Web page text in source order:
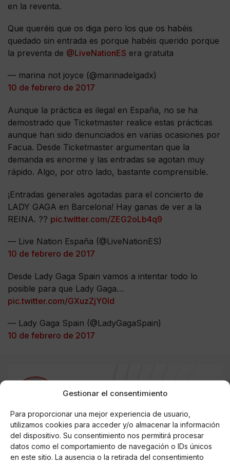
Gestionar el consentimiento
Para proporcionar una mejor experiencia de usuario,
utilizamos cookies para acceder y/o almacenar la información
del dispositivo. Su consentimiento nos permitirá procesar
datos como el comportamiento de navegación o IDs únicos
en este sitio. La ausencia o la retirada del consentimiento
en la reventa.
Que queréis que os diga pero los que os habéis
quedado sin entrada es porque habéis querido porque
la preventa de @LiveNationES era gratuita
— marina not joyce (@marinadelgadx)
10 de febrero de 2017
Aunque la práctica es ilegal en España, no se ha
demostrado que Ticketmaster realice estas prácticas
aunque han sido denunciados en varias ocasiones por
Facua. Desde Ticketmaster argumentan que la
demanda es enorme y las entradas se agotan muy
rápido. Algo, por otro lado, bastante comprensible.
¡Entradas generales agotadas para el concierto de
LADY GAGA en Barcelona! Hay ganas de ver a la
REINA. ?? pic.twitter.com/ZEG2oLb4q9
— Live Nation España (@LiveNationES)
10 de febrero de 2017
Desde Lady Gaga Spain vamos a intentar todo lo
posible para que Lady Gaga…
pic.twitter.com/GXuzZjY0ld
— Lady Gaga Spain (@LadyGagaSpain)
10 de febrero de 2017
AUTOR
Noticias relacionadas